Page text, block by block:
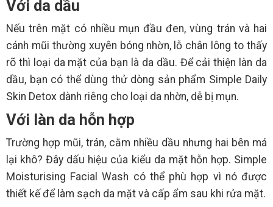
Với da dầu
Nếu trên mặt có nhiều mụn đầu đen, vùng trán và hai
cánh mũi thường xuyên bóng nhờn, lỗ chân lông to thấy
rõ thì loại da mặt của bạn là da dầu. Để cải thiện làn da
dầu, bạn có thể dùng thử dòng sản phẩm Simple Daily
Skin Detox dành riêng cho loại da nhờn, dễ bị mụn.
Với làn da hỗn hợp
Trường hợp mũi, trán, cằm nhiều dầu nhưng hai bên má
lại khô? Đây dấu hiệu của kiểu da mặt hỗn hợp. Simple
Moisturising Facial Wash có thể phù hợp vì nó được
thiết kế để làm sạch da mặt và cấp ẩm sau khi rửa mặt.